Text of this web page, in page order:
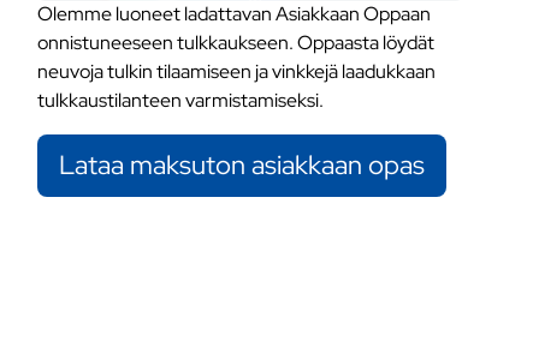
Olemme luoneet ladattavan Asiakkaan Oppaan
onnistuneeseen tulkkaukseen. Oppaasta löydät
neuvoja tulkin tilaamiseen ja vinkkejä laadukkaan
tulkkaustilanteen varmistamiseksi.
Lataa maksuton asiakkaan opas